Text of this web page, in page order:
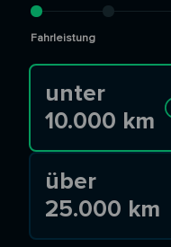
Fahrleistung
unter
10.000 km
über
25.000 km